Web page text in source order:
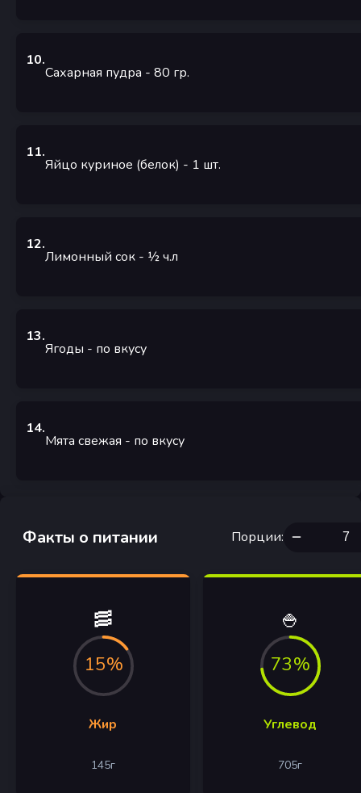
10.
Сахарная пудра - 80 гр.
11.
Яйцо куриное (белок) - 1 шт.
12.
Лимонный сок - ½ч.л
13.
Ягоды - по вкусу
14.
Мята свежая - по вкусу
Факты о питании Порции:
🥓
15%
Жир
145г
🍚
73%
Углевод
705г